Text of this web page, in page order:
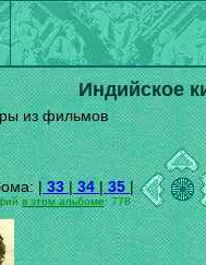
Индийское
из фильмов
|33|34|35|
в этом альбоме: 778